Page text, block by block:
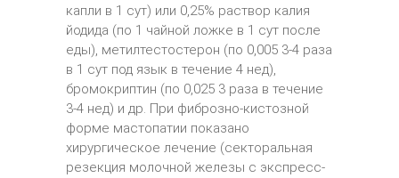
капли в 1 сут) или 0,25% раствор калия
йодида (по 1 чайной ложке в 1 сут после
еды), метилтестостерон (по 0,005 3-4 раза
в 1 сут под язык в течение 4 нед),
бромокриптин (по 0,025 3 раза в течение
3-4 нед) и др. При фиброзно-кистозной
форме мастопатии показано
хирургическое лечение (секторальная
резекция молочной железы с экспресс-